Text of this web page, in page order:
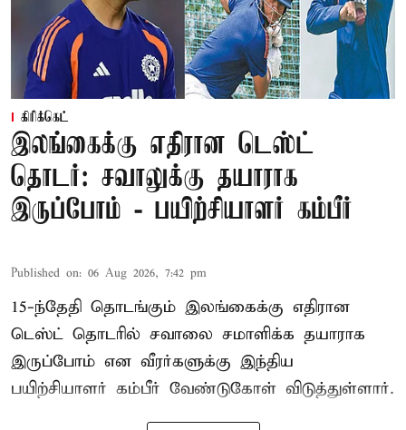
கிரிக்கெட்
இலங்கைக்கு எதிரான டெஸ்ட்
தொடர்: சவாலுக்கு தயாராக
இருப்போம் - பயிற்சியாளர் கம்பீர்
Published on: 06 Aug 2026, 7:42 pm
15-ந்தேதி தொடங்கும் இலங்கைக்கு எதிரான
டெஸ்ட் தொடரில் சவாலை சமாளிக்க தயாராக
இருப்போம் என வீரர்களுக்கு இந்திய
பயிற்சியாளர் கம்பீர் வேண்டுகோள் விடுத்துள்ளார்.